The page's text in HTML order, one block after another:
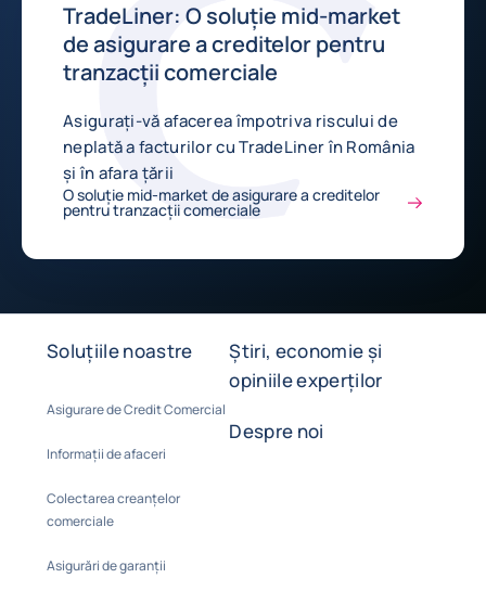
TradeLiner: O soluție mid-market
de asigurare a creditelor pentru
tranzacții comerciale
Asigurați-vă afacerea împotriva riscului de
neplată a facturilor cu TradeLiner în România
și în afara țării
O soluție mid-market de asigurare a creditelor
pentru tranzacții comerciale
Soluțiile noastre
Asigurare de Credit Comercial
Informații de afaceri
Colectarea creanțelor
comerciale
Asigurări de garanții
Știri, economie și
opiniile experților
Despre noi